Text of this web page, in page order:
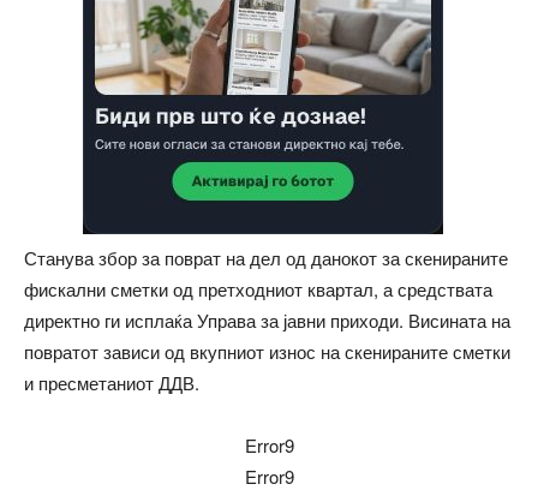
Станува збор за поврат на дел од данокот за скенираните
фискални сметки од претходниот квартал, а средствата
директно ги исплаќа Управа за јавни приходи. Висината на
повратот зависи од вкупниот износ на скенираните сметки
и пресметаниот ДДВ.
Error9
Error9